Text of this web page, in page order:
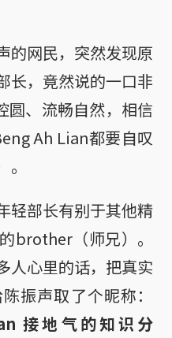
的网民，突然发现原
长，竟然说的一口非
、流畅自然，相信
Ah Lian都要自叹
轻部长有别于其他精
brother（师兄）。
人心里的话，把真实
振声取了个昵称：
接地气的知识分